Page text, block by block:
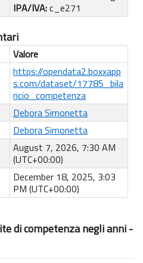
IPA/IVA:c_e271
Valore
https://opendata2.boxxapp
s.com/dataset/17785_bila
ncio_competenza
Debora Simonetta
Debora Simonetta
August 7, 2026, 7:30 AM
(UTC+00:00)
December 18, 2025, 3:03
PM (UTC+00:00)
di competenza negli anni -